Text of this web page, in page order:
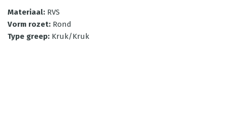
Materiaal: RVS
Vorm rozet: Rond
Type greep: Kruk/Kruk